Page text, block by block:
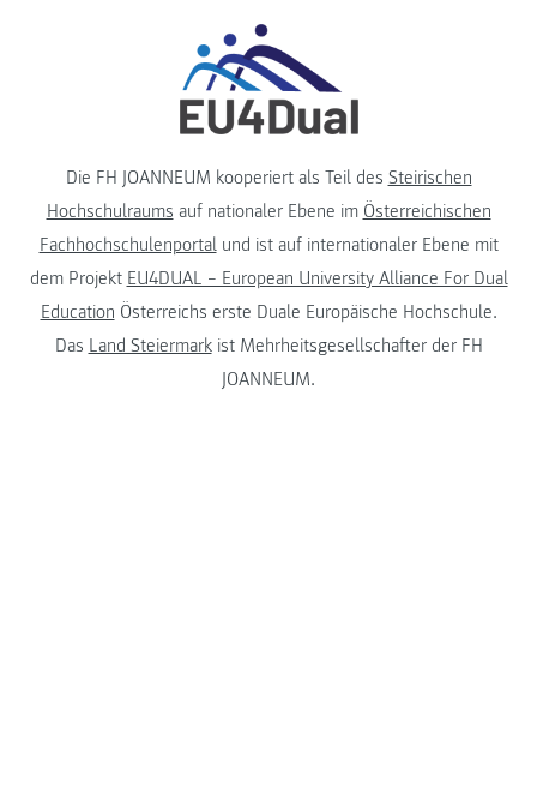
Die FH JOANNEUM kooperiert als Teil des Steirischen
Hochschulraums auf nationaler Ebene im Österreichischen
Fachhochschulenportalund ist auf internationaler Ebene mit
dem Projekt EU4DUAL – European University Alliance For Dual
Education Österreichs erste Duale Europäische Hochschule.
Das Land Steiermarkist Mehrheitsgesellschafter der FH
JOANNEUM.